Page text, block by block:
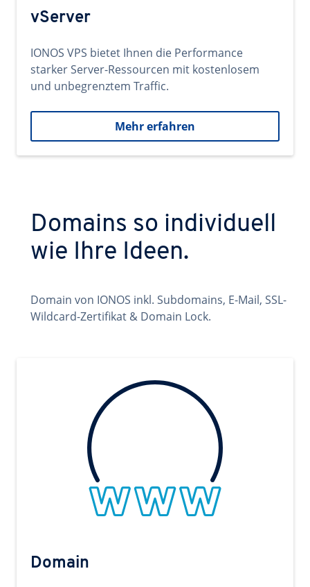
vServer
IONOS VPS bietet Ihnen die Performance
starker Server-Ressourcen mit kostenlosem
und unbegrenztem Traffic.
Mehr erfahren
Domains so individuell
wie Ihre Ideen.
Domain von IONOS inkl. Subdomains, E-Mail, SSL-
Wildcard-Zertifikat & Domain Lock.
Domain